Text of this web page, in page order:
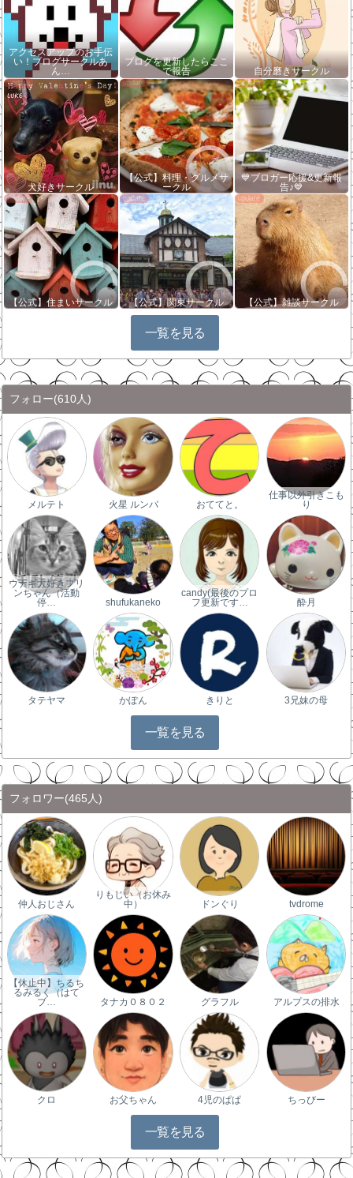
アクセスアップのお手伝
い！ブログサークルあ
ん…
ブログを更新したらここ
で報告
自分磨きサークル
犬好きサークル
【公式】料理・グルメサ
ークル
💙ブロガー応援&更新報
告♪💙
【公式】住まいサークル 【公式】関東サークル 【公式】雑談サークル
一覧を見る
フォロー(610人)
メルテト 火星 ルンバ おててと。
仕事以外引きこも
り
ウナギ大好きプリ
ンちゃん（活動
停…
shufukaneko
candy(最後のプロ
フ更新です…
酔月
タテヤマ かぽん きりと 3兄妹の母
一覧を見る
フォロワー(465人)
仲人おじさん
りもじい（お休み
中）
ドンぐり tvdrome
【休止中】ちるち
るみるく（はて
ブ…
タナカ０８０２ グラフル アルプスの排水
クロ お父ちゃん 4児のぱぱ ちっびー
一覧を見る